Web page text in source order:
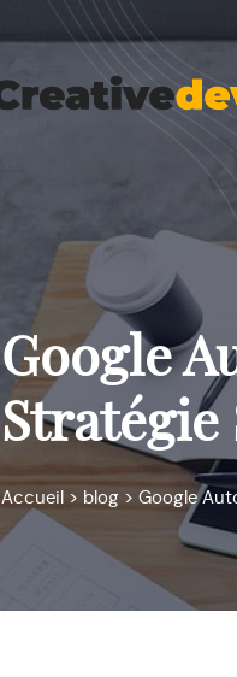
Google
Stratégie
Accueil > blog > Google